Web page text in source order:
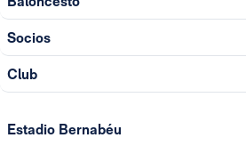
Socios
Club
Estadio Bernabéu